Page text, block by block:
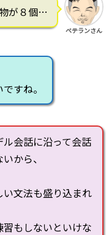
が８個…
ベテランさん
すね。
会話に沿って会話
から、
文法も盛り込まれ
もしないといけな